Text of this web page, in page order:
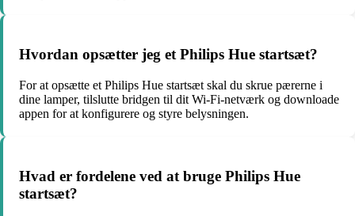
Hvordan opsætter jeg et Philips Hue startsæt?
For at opsætte et Philips Hue startsæt skal du skrue pærerne i
dine lamper, tilslutte bridgen til dit Wi-Fi-netværk og downloade
appen for at konfigurere og styre belysningen.
Hvad er fordelene ved at bruge Philips Hue
startsæt?